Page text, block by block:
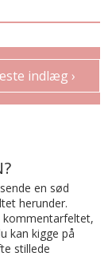
indlæg ›
en sød
herunder.
kommentarfeltet,
kan kigge på
stillede